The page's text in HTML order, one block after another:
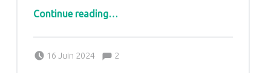
Continue reading“Un trousseau pour Mini Mini Mini-Mini”
…
16 Juin 2024
Pascale G&-BdC-WKF
Comments:2